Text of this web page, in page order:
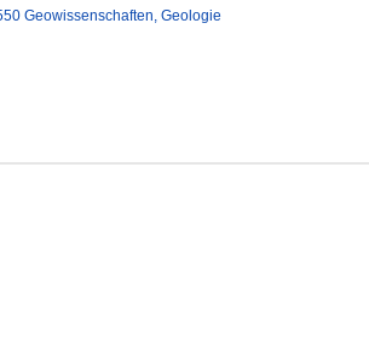
Geowissenschaften, Geologie